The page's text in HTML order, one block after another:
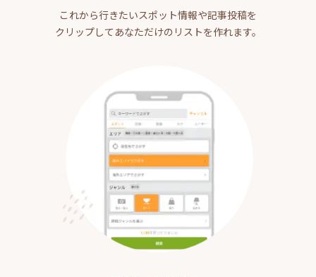
これから行きたいスポット情報や記事投稿を
クリップしてあなただけのリストを作れます。